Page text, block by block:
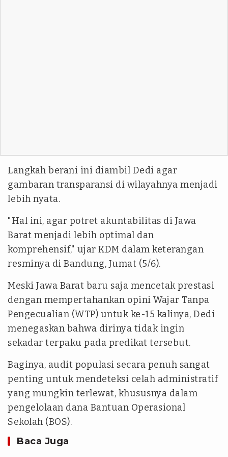
Langkah berani ini diambil Dedi agar
gambaran transparansi di wilayahnya menjadi
lebih nyata.
"Hal ini, agar potret akuntabilitas di Jawa
Barat menjadi lebih optimal dan
komprehensif," ujar KDM dalam keterangan
resminya di Bandung, Jumat (5/6).
Meski Jawa Barat baru saja mencetak prestasi
dengan mempertahankan opini Wajar Tanpa
Pengecualian (WTP) untuk ke-15 kalinya, Dedi
menegaskan bahwa dirinya tidak ingin
sekadar terpaku pada predikat tersebut.
Baginya, audit populasi secara penuh sangat
penting untuk mendeteksi celah administratif
yang mungkin terlewat, khususnya dalam
pengelolaan dana Bantuan Operasional
Sekolah (BOS).
Baca Juga